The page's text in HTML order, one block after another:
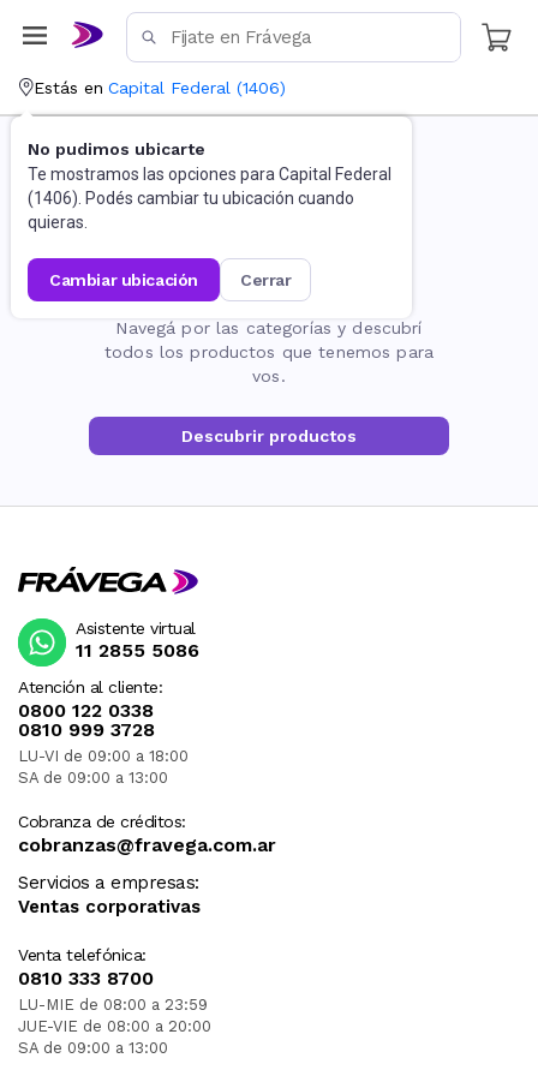
Estás en Capital Federal (1406)
No pudimos ubicarte
Te mostramos las opciones para Capital Federal
(1406). Podés cambiar tu ubicación cuando
quieras.
cambiar ubicación cerrar
La página no existe
Navegá por las categorías y descubrí
todos los productos que tenemos para
vos.
Descubrir productos
Atención al cliente:
0800 122 0338
0810 999 3728
LU-VI de 09:00 a 18:00
SA de 09:00 a 13:00
Cobranza de créditos:
cobranzas@fravega.com.ar
Servicios a empresas:
Ventas corporativas
Venta telefónica:
0810 333 8700
LU-MIE de 08:00 a 23:59
JUE-VIE de 08:00 a 20:00
SA de 09:00 a 13:00
Asistente virtual
11 2855 5086